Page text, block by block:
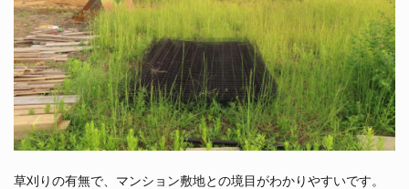
草刈りの有無で、マンション敷地との境目がわかりやすいです。